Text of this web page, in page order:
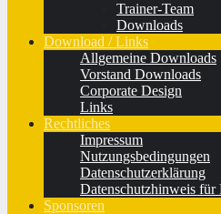
Trainer-Team
Downloads
Download / Links
Allgemeine Downloads
Vorstand Downloads
Corporate Design
Links
Rechtliches
Impressum
Nutzungsbedingungen
Datenschutzerklärung
Datenschutzhinweis für
Sponsoren